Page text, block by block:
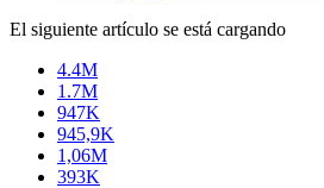
El siguiente artículo se está cargando
4.4M
1.7M
947K
945,9K
1,06M
393K